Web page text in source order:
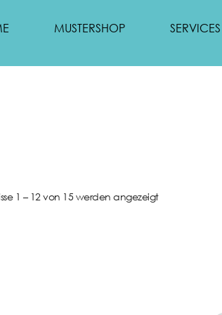
MUSTERSHOP SERVICES
1 – 12 von 15 werden angezeigt